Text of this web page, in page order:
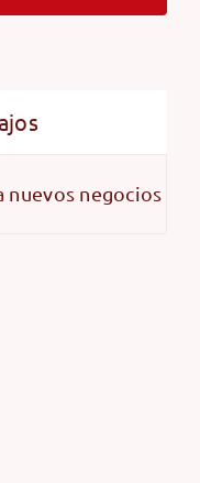
negocios y